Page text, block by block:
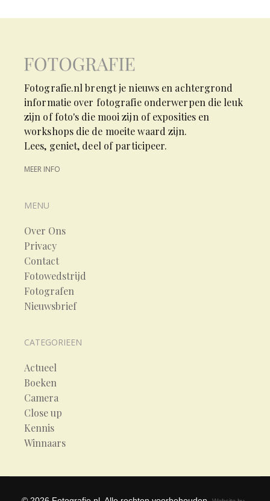
Fotografie.nl brengt je nieuws en achtergrond
informatie over fotografie onderwerpen die leuk
zijn of foto's die mooi zijn of exposities en
workshops die de moeite waard zijn.
Lees, geniet, deel of participeer.
MEER INFO
MENU
Over Ons
Privacy
Contact
Fotowedstrijd
Fotografen
Nieuwsbrief
CATEGORIEEN
Actueel
Boeken
Camera
Close up
Kennis
Winnaars